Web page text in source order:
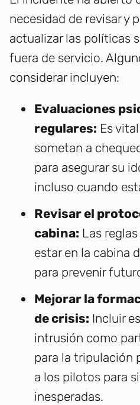
necesidad de revisar y
actualizar las políticas
fuera de servicio.
considerar incluyen:
Evaluaciones
regulares: Es
sometan a
para asegurar su
incluso cuando
Revisar el
cabina: Las
estar en la cabina
para prevenir
Mejorar la
de crisis: Incluir
intrusión como
para la tripulación
a los pilotos para
inesperadas.